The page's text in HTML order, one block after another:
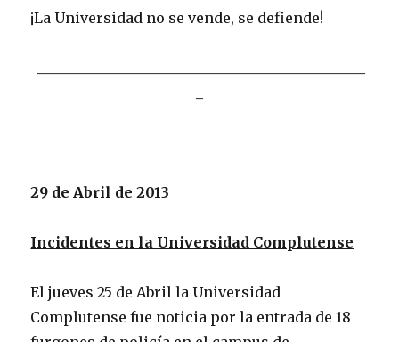
¡La Universidad no se vende, se defiende!
29 de Abril de 2013
Incidentes en la Universidad Complutense
El jueves 25 de Abril la Universidad
Complutense fue noticia por la entrada de 18